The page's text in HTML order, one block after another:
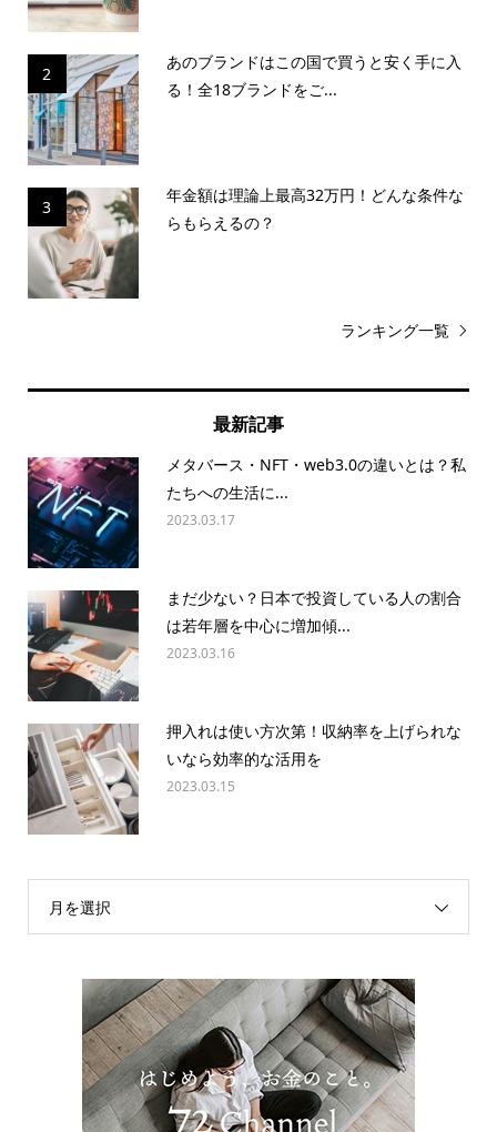
2
あのブランドはこの国で買うと安く手に入
る！全18ブランドをご...
3
年金額は理論上最高32万円！どんな条件な
らもらえるの？
ランキング一覧
最新記事
メタバース・NFT・web3.0の違いとは？私
たちへの生活に...
2023.03.17
まだ少ない？日本で投資している人の割合
は若年層を中心に増加傾...
2023.03.16
押入れは使い方次第！収納率を上げられな
いなら効率的な活用を
2023.03.15
月を選択